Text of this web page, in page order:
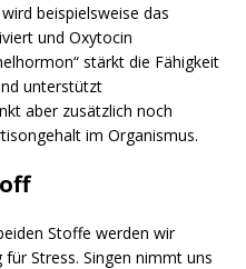
beispielsweise das
und Oxytocin
stärkt die Fähigkeit
unterstützt
aber zusätzlich noch
im Organismus.
Stoffe werden wir
Stress. Singen nimmt uns